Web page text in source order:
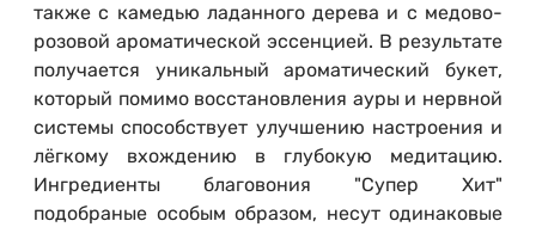
также с камедью ладанного дерева и с медово-
розовой ароматической эссенцией. В результате
получается уникальный ароматический букет,
который помимо восстановления ауры и нервной
системы способствует улучшению настроения и
лёгкому вхождению в глубокую медитацию.
Ингредиенты благовония "Супер Хит"
подобраные особым образом, несут одинаковые